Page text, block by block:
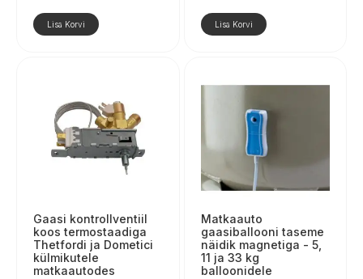
Lisa Korvi Lisa Korvi
Gaasi kontrollventiil
koos termostaadiga
Thetfordi ja Dometici
külmikutele
matkaautodes
Matkaauto
gaasiballooni taseme
näidik magnetiga - 5,
11 ja 33 kg
balloonidele